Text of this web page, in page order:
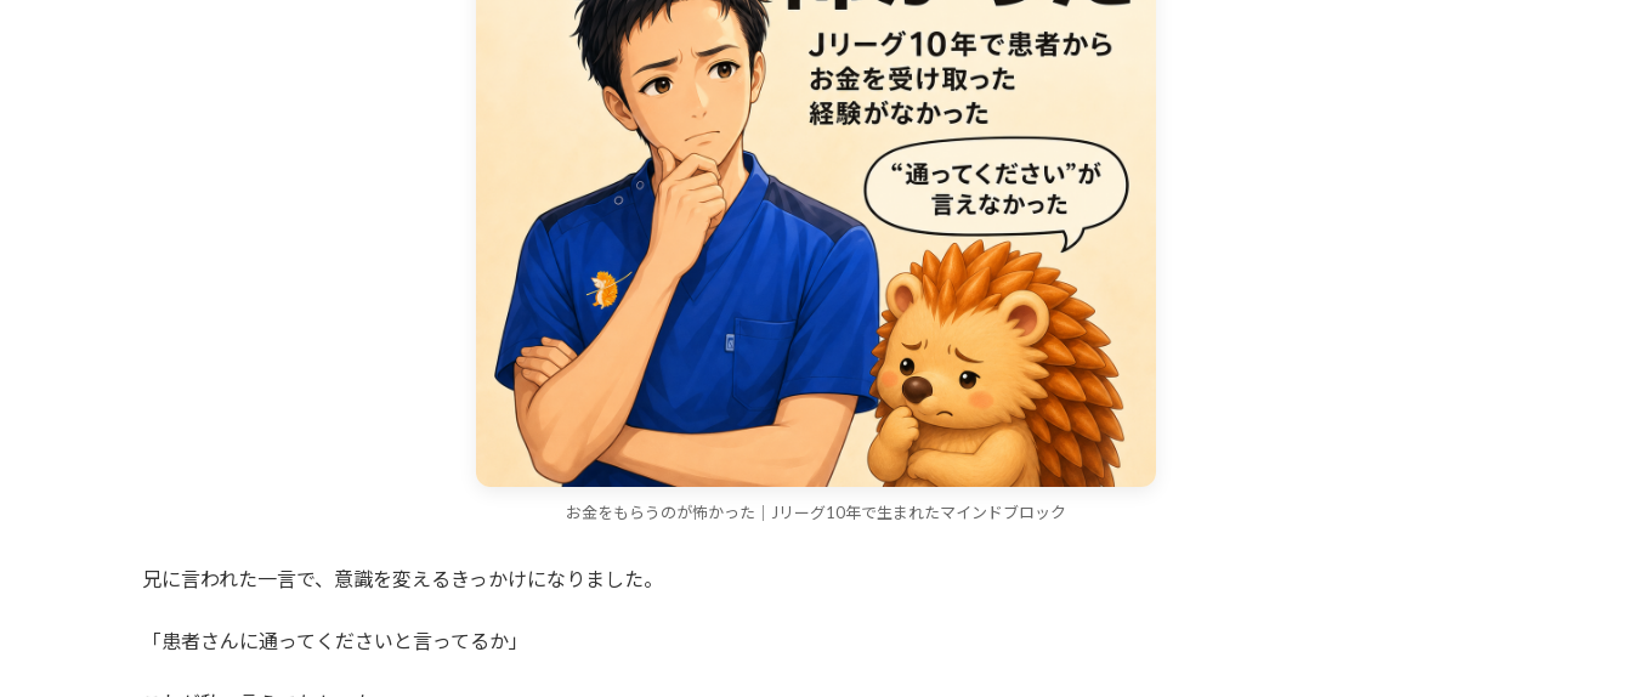
お金をもらうのが怖かった｜Jリーグ10年で生まれたマインドブロック
兄に言われた一言で、意識を変えるきっかけになりました。
「患者さんに通ってくださいと言ってるか」